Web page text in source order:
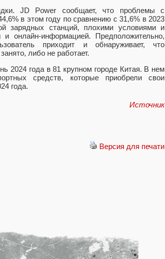
JD Power сообщает, что проблемы с
в этом году по сравнению с 31,6% в 2023
зарядных станций, плохими условиями и
онлайн-информацией. Предположительно,
приходит и обнаруживает, что
либо не работает.
2024 года в 81 крупном городе Китая. В нем
средств, которые приобрели свои
года.
Источник
Версия для печати